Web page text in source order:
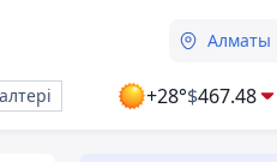
Алматы
+28°$467.48